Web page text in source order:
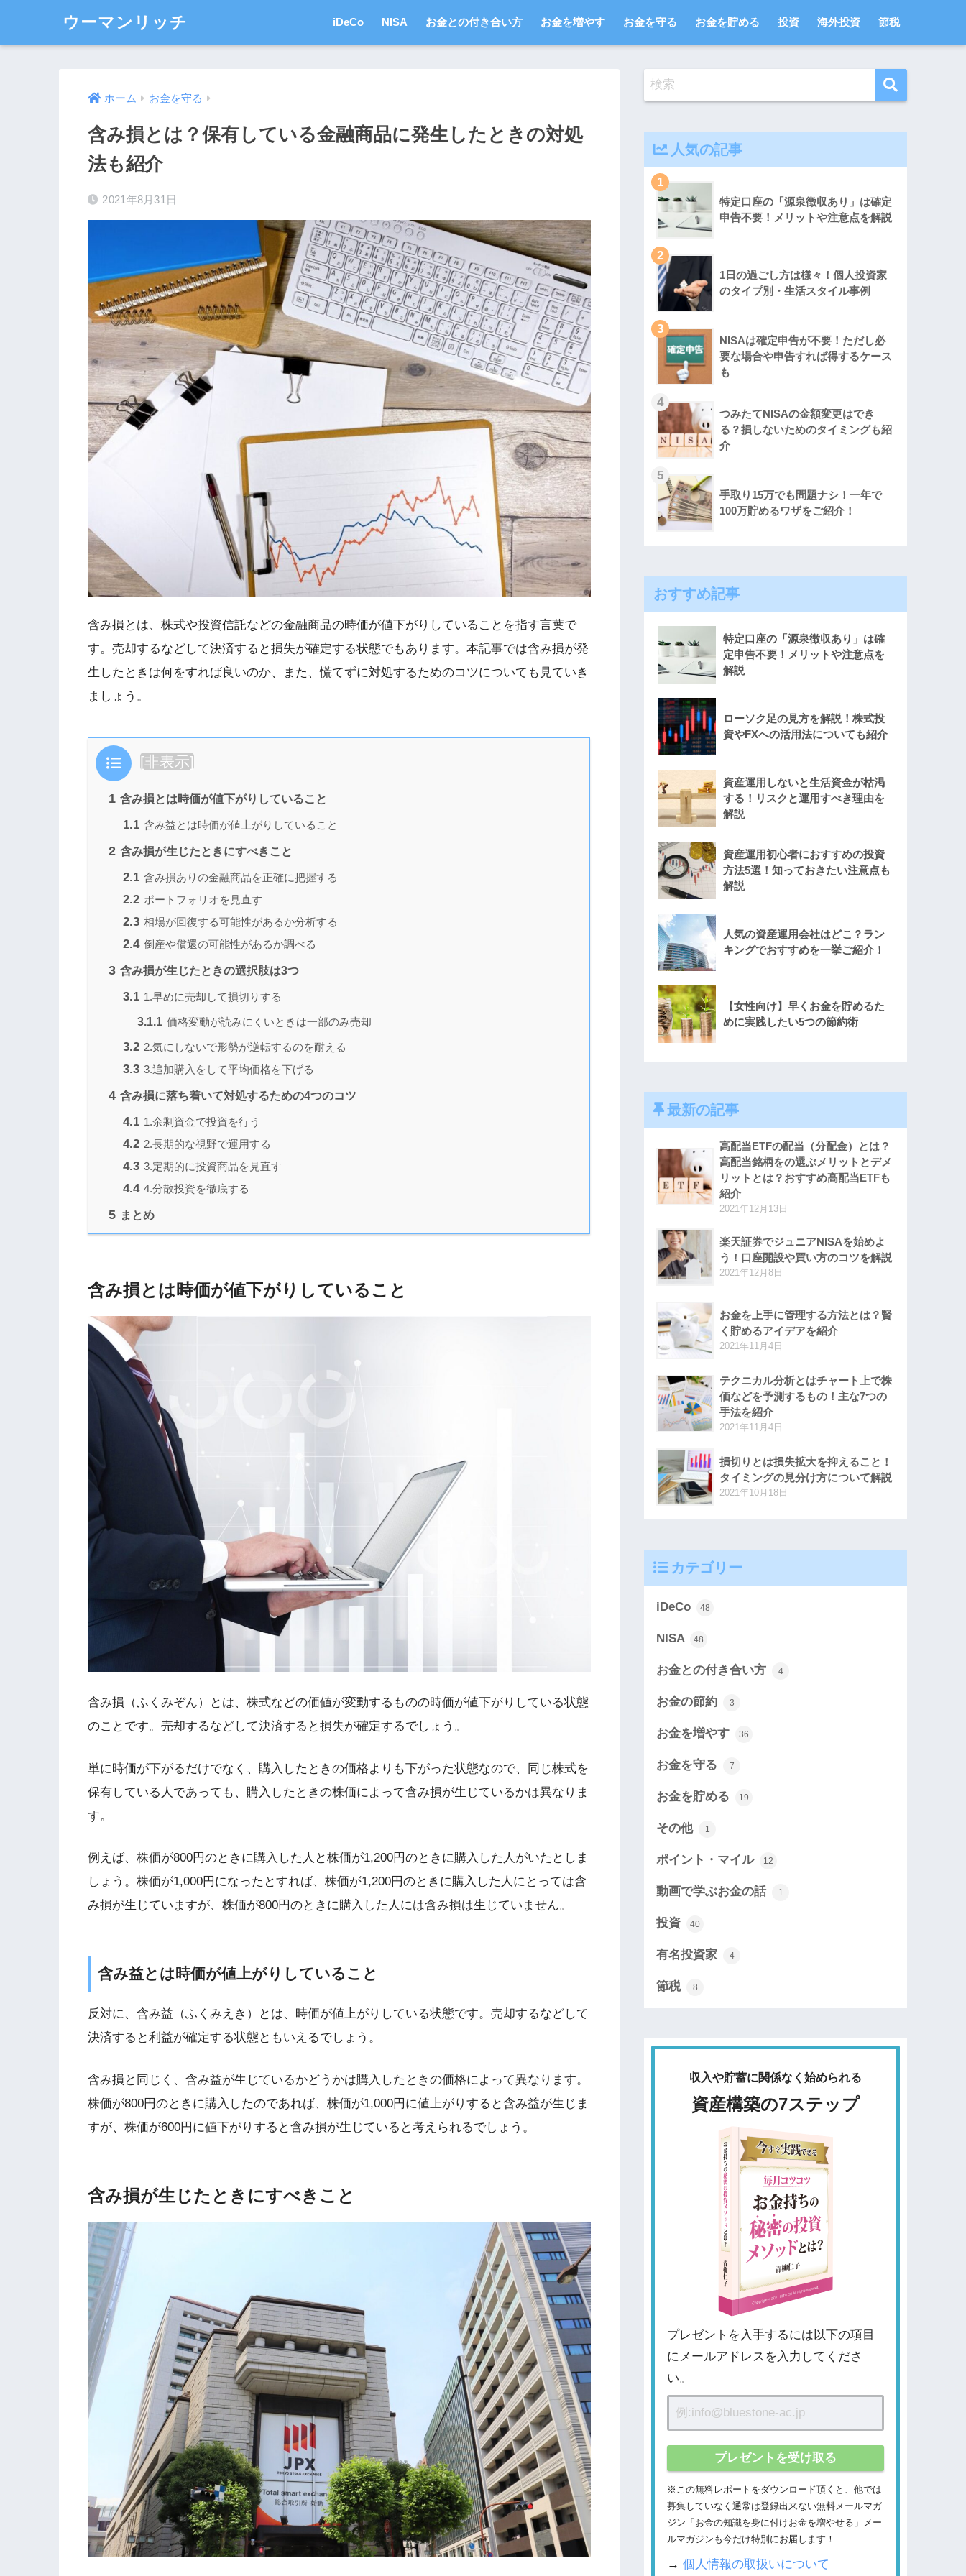
ウーマンリッチ iDeCo NISA お金との付き合い方 お金を増やす お金を守る お金を貯める 投資 海外投資 節税
ホーム お金を守る
含み損とは？保有している金融商品に発生したときの対処
法も紹介
2021年8月31日
含み損とは、株式や投資信託などの金融商品の時価が値下がりしていることを指す言葉で
す。売却するなどして決済すると損失が確定する状態でもあります。本記事では含み損が発
生したときは何をすれば良いのか、また、慌てずに対処するためのコツについても見ていき
ましょう。
目次 [非表示]
1 含み損とは時価が値下がりしていること
1.1 含み益とは時価が値上がりしていること
2 含み損が生じたときにすべきこと
2.1 含み損ありの金融商品を正確に把握する
2.2 ポートフォリオを見直す
2.3 相場が回復する可能性があるか分析する
2.4 倒産や償還の可能性があるか調べる
3 含み損が生じたときの選択肢は3つ
3.1 1.早めに売却して損切りする
3.1.1 価格変動が読みにくいときは一部のみ売却
3.2 2.気にしないで形勢が逆転するのを耐える
3.3 3.追加購入をして平均価格を下げる
4 含み損に落ち着いて対処するための4つのコツ
4.1 1.余剰資金で投資を行う
4.2 2.長期的な視野で運用する
4.3 3.定期的に投資商品を見直す
4.4 4.分散投資を徹底する
5 まとめ
含み損とは時価が値下がりしていること
含み損（ふくみぞん）とは、株式などの価値が変動するものの時価が値下がりしている状態
のことです。売却するなどして決済すると損失が確定するでしょう。
単に時価が下がるだけでなく、購入したときの価格よりも下がった状態なので、同じ株式を
保有している人であっても、購入したときの株価によって含み損が生じているかは異なりま
す。
例えば、株価が800円のときに購入した人と株価が1,200円のときに購入した人がいたとしま
しょう。株価が1,000円になったとすれば、株価が1,200円のときに購入した人にとっては含
み損が生じていますが、株価が800円のときに購入した人には含み損は生じていません。
含み益とは時価が値上がりしていること
反対に、含み益（ふくみえき）とは、時価が値上がりしている状態です。売却するなどして
決済すると利益が確定する状態ともいえるでしょう。
含み損と同じく、含み益が生じているかどうかは購入したときの価格によって異なります。
株価が800円のときに購入したのであれば、株価が1,000円に値上がりすると含み益が生じま
すが、株価が600円に値下がりすると含み損が生じていると考えられるでしょう。
含み損が生じたときにすべきこと
人気の記事
1
特定口座の「源泉徴収あり」は確定
申告不要！メリットや注意点を解説
2
1日の過ごし方は様々！個人投資家
のタイプ別・生活スタイル事例
3
NISAは確定申告が不要！ただし必
要な場合や申告すれば得するケース
も
4
つみたてNISAの金額変更はでき
る？損しないためのタイミングも紹
介
5
手取り15万でも問題ナシ！一年で
100万貯めるワザをご紹介！
おすすめ記事
特定口座の「源泉徴収あり」は確
定申告不要！メリットや注意点を
解説
ローソク足の見方を解説！株式投
資やFXへの活用法についても紹介
資産運用しないと生活資金が枯渇
する！リスクと運用すべき理由を
解説
資産運用初心者におすすめの投資
方法5選！知っておきたい注意点も
解説
人気の資産運用会社はどこ？ラン
キングでおすすめを一挙ご紹介！
【女性向け】早くお金を貯めるた
めに実践したい5つの節約術
最新の記事
高配当ETFの配当（分配金）とは？
高配当銘柄をの選ぶメリットとデメ
リットとは？おすすめ高配当ETFも
紹介
2021年12月13日
楽天証券でジュニアNISAを始めよ
う！口座開設や買い方のコツを解説
2021年12月8日
お金を上手に管理する方法とは？賢
く貯めるアイデアを紹介
2021年11月4日
テクニカル分析とはチャート上で株
価などを予測するもの！主な7つの
手法を紹介
2021年11月4日
損切りとは損失拡大を抑えること！
タイミングの見分け方について解説
2021年10月18日
カテゴリー
iDeCo 48
NISA 48
お金との付き合い方 4
お金の節約 3
お金を増やす 36
お金を守る 7
お金を貯める 19
その他 1
ポイント・マイル 12
動画で学ぶお金の話 1
投資 40
有名投資家 4
節税 8
収入や貯蓄に関係なく始められる
資産構築の7ステップ
プレゼントを入手するには以下の項目
にメールアドレスを入力してくださ
い。
※この無料レポートをダウンロード頂くと、他では
募集していなく通常は登録出来ない無料メールマガ
ジン「お金の知識を身に付けお金を増やせる」メー
ルマガジンも今だけ特別にお届します！
→ 個人情報の取扱いについて